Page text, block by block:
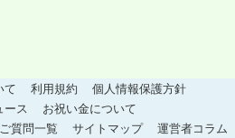
て 利用規約
個人情報保護方針
ース
お祝い金について
質問一覧 サイトマップ
運営者コラム